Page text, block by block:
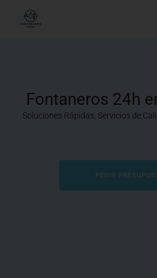
Fontaneros 24h
Soluciones Rápidas, Servicios de
PEDIR